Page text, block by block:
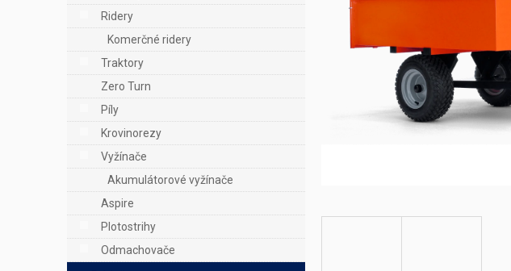
e
l
Ridery
Komerčné ridery
Traktory
Zero Turn
Píly
Krovinorezy
Vyžínače
Akumulátorové vyžínače
Aspire
Plotostrihy
Odmachovače